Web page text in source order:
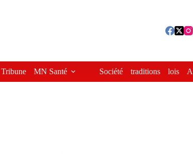
Tribune MN Santé Société traditions lois